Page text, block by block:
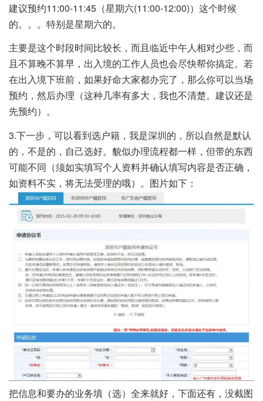
建议预约11:00-11:45（星期六(11:00-12:00)）这个时候
的。。。特别是星期六的。
主要是这个时段时间比较长，而且临近中午人相对少些，而
且不算晚不算早，出入境的工作人员也会尽快帮你搞定。若
在出入境下班前，如果好命大家都办完了，那么你可以当场
预约，然后办理（这种几率有多大，我也不清楚。建议还是
先预约）。
3.下一步，可以看到选户籍，我是深圳的，所以自然是默认
的，不是的，自己选好。貌似办理流程都一样，但带的东西
可能不同（须如实填写个人资料并确认填写内容是否正确，
如资料不实，将无法受理的哦）。图片如下：
把信息和要办的业务填（选）全来就好，下面还有，没截图